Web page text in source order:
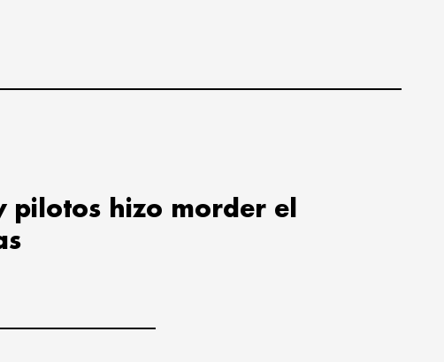
pilotos hizo morder el